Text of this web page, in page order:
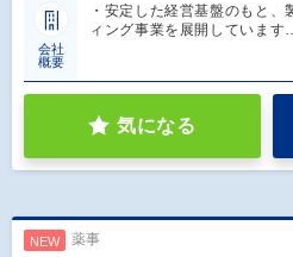
会社
概要
・安定した経営基盤のもと
ィング事業を展開しています…
気になる
NEW 薬事